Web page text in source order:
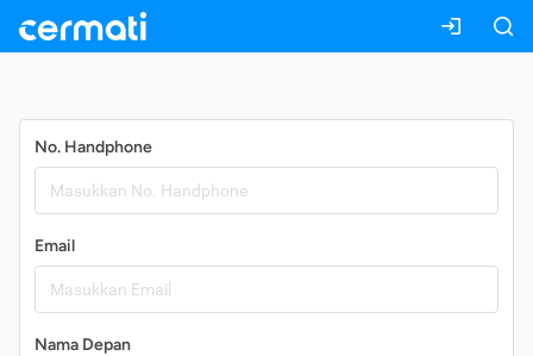
No. Handphone
Email
Nama Depan